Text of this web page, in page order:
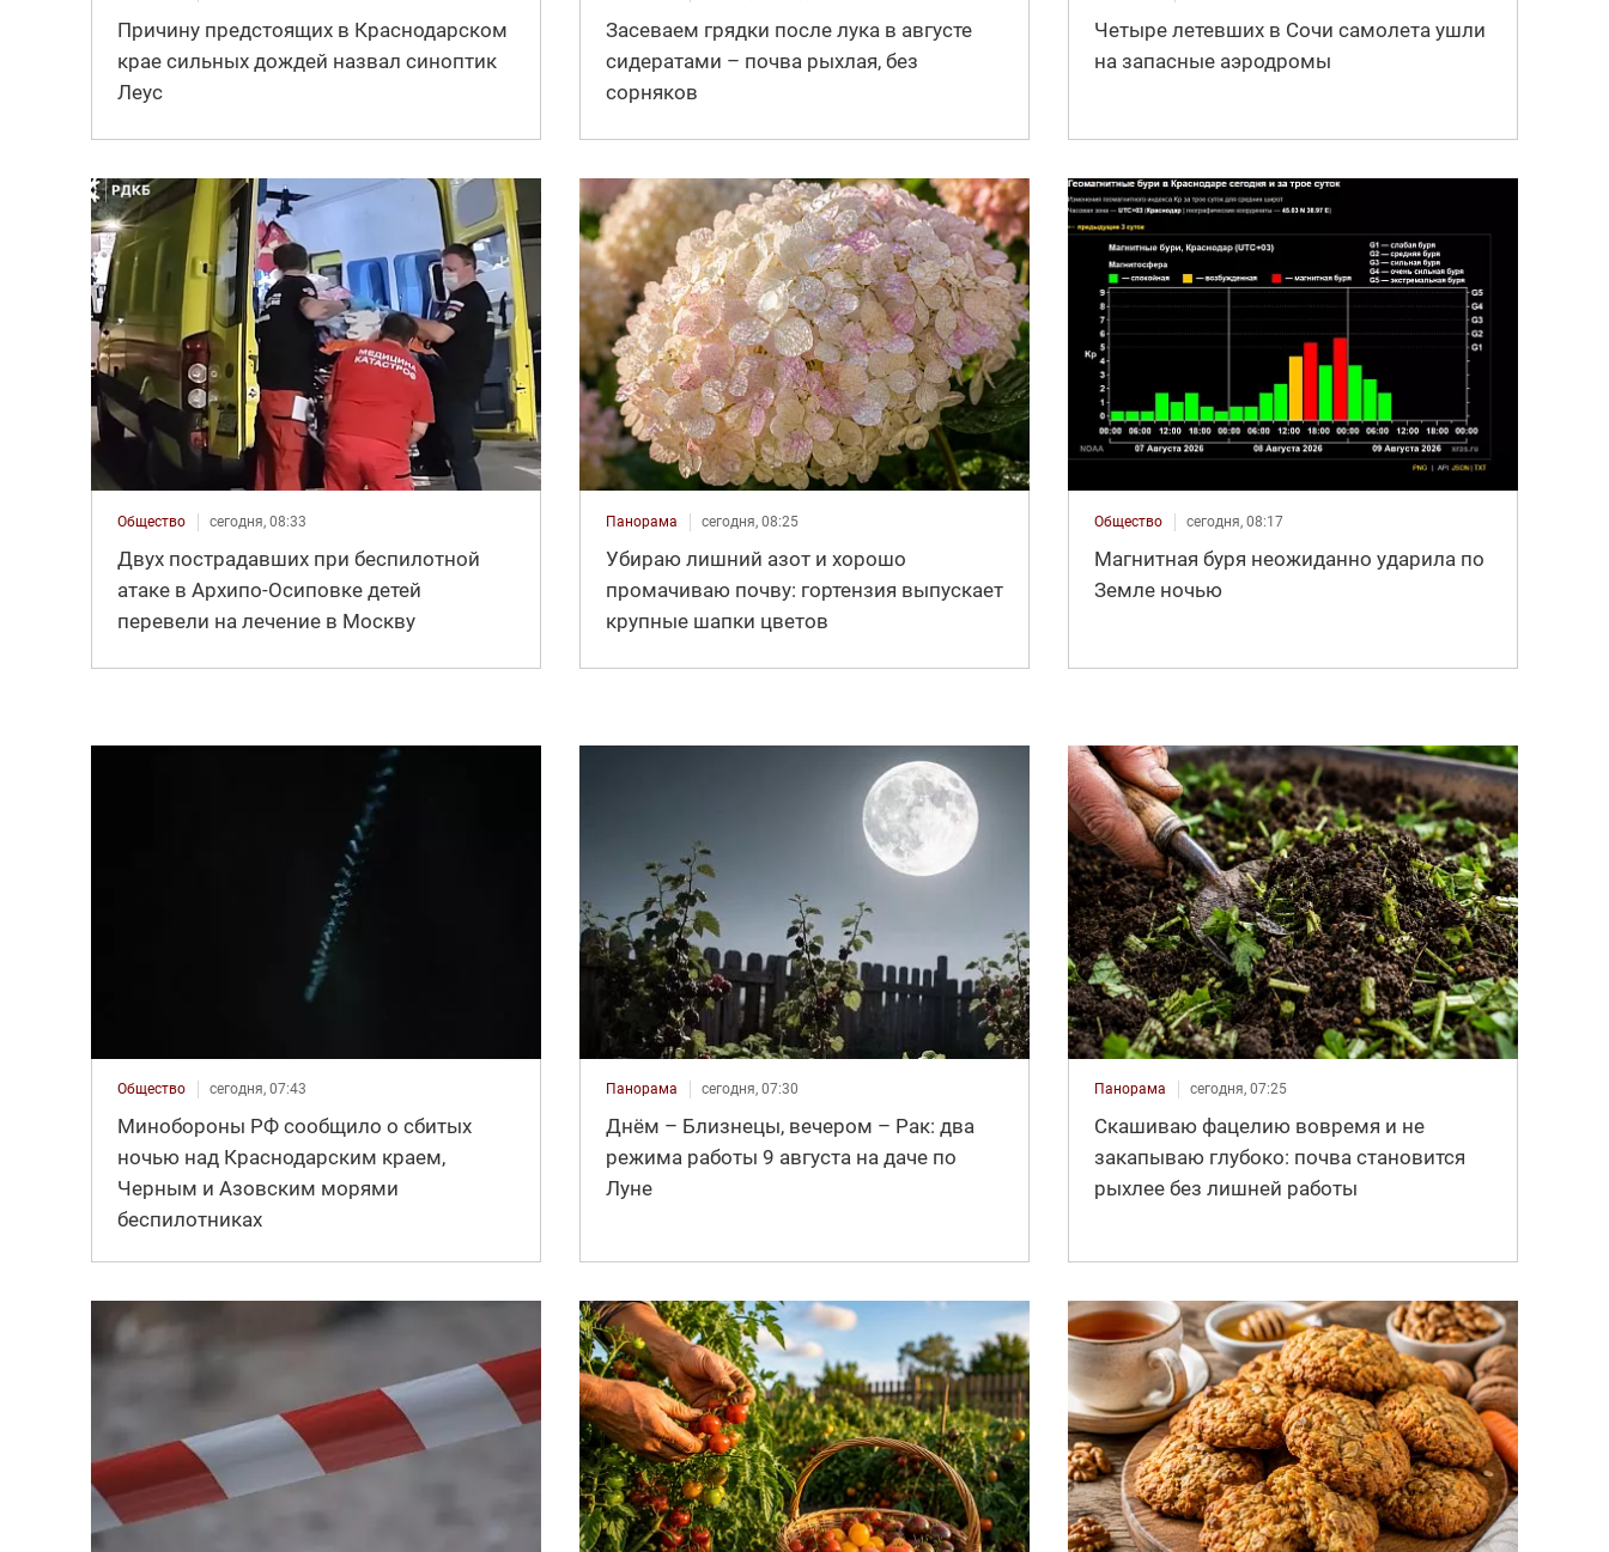
Причину предстоящих в Краснодарском
крае сильных дождей назвал синоптик
Леус
Засеваем грядки после лука в августе
сидератами – почва рыхлая, без
сорняков
Четыре летевших в Сочи самолета ушли
на запасные аэродромы
Общество сегодня, 08:33
Двух пострадавших при беспилотной
атаке в Архипо-Осиповке детей
перевели на лечение в Москву
Панорама сегодня, 08:25
Убираю лишний азот и хорошо
промачиваю почву: гортензия выпускает
крупные шапки цветов
Общество сегодня, 08:17
Магнитная буря неожиданно ударила по
Земле ночью
Общество сегодня, 07:43
Минобороны РФ сообщило о сбитых
ночью над Краснодарским краем,
Черным и Азовским морями
беспилотниках
Панорама сегодня, 07:30
Днём – Близнецы, вечером – Рак: два
режима работы 9 августа на даче по
Луне
Панорама сегодня, 07:25
Скашиваю фацелию вовремя и не
закапываю глубоко: почва становится
рыхлее без лишней работы